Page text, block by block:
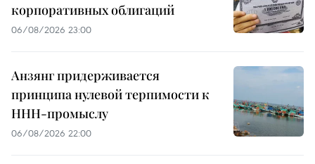
корпоративных облигаций
06/08/2026 23:00
Анзянг придерживается
принципа нулевой терпимости к
ННН-промыслу
06/08/2026 22:00